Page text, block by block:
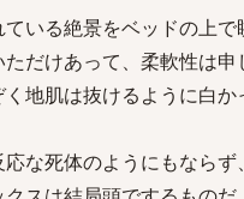
いる絶景をベッドの上で
だけあって、柔軟性は申
地肌は抜けるように白か
な死体のようにもならず